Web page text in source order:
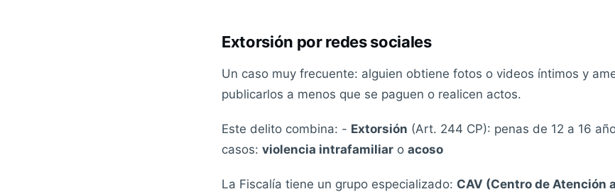
Extorsión por redes sociales
Un caso muy frecuente: alguien obtiene fotos o videos íntimos y
publicarlos a menos que se paguen o realicen actos.
Este delito combina: - Extorsión (Art. 244 CP): penas de 12 a 16
casos: violencia intrafamiliar o acoso
La Fiscalía tiene un grupo especializado: CAV (Centro de Atención